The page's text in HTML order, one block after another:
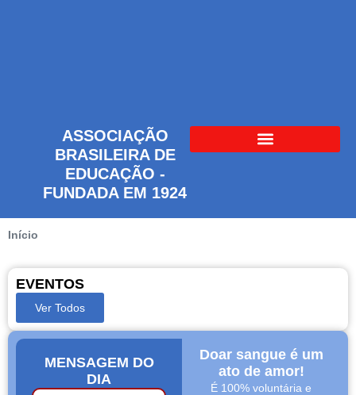
ASSOCIAÇÃO
BRASILEIRA DE
EDUCAÇÃO -
FUNDADA EM 1924
Início
EVENTOS
Ver Todos
MENSAGEM DO
DIA
Doar sangue é um
ato de amor!
É 100% voluntária e